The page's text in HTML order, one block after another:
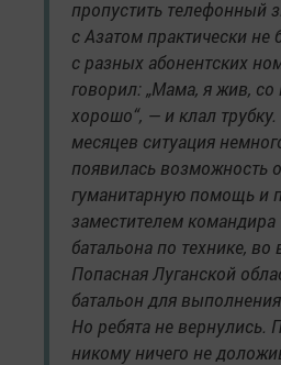
пропустить телефонный
с Азатом практически
с разных абонентских
говорил: „Мама, я жив,
хорошо“, — и клал
месяцев ситуация
появилась возможность
гуманитарную помощь и
заместителем командира
батальона по технике,
Попасная Луганской
батальон для
Но ребята не вернулись.
никому ничего не